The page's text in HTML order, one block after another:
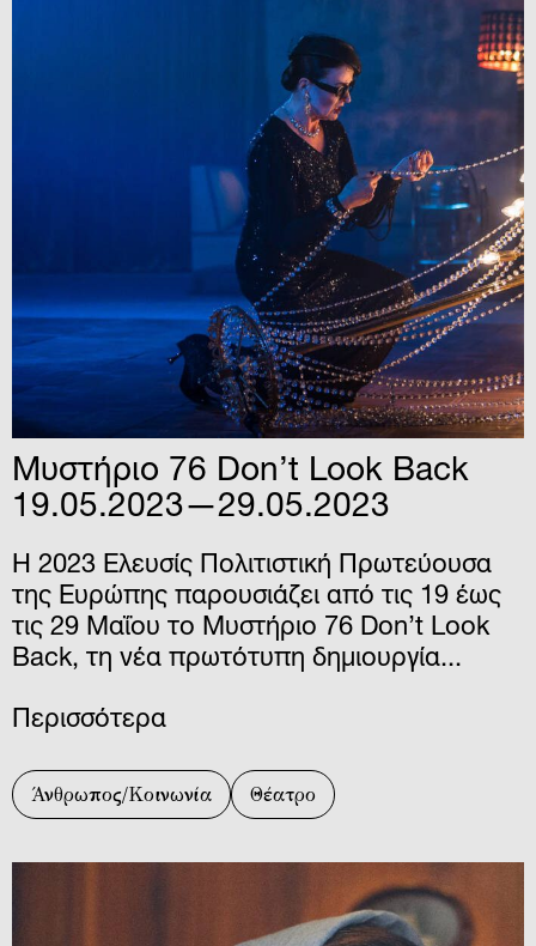
Μυστήριο 76 Don’t Look Back
19.05.2023—29.05.2023
Η 2023 Ελευσίς Πολιτιστική Πρωτεύουσα
της Ευρώπης παρουσιάζει από τις 19 έως
τις 29 Μαΐου το Μυστήριο 76 Don’t Look
Back, τη νέα πρωτότυπη δημιουργία...
Περισσότερα
Άνθρωπος/Κοινωνία Θέατρο